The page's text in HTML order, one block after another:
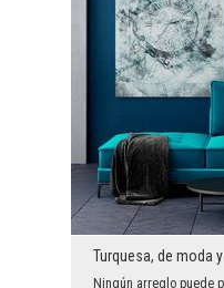
Turquesa, de moda